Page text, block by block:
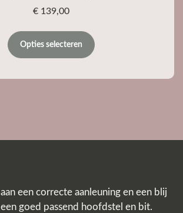
€ 139,00
Opties selecteren
een correcte aanleuning en een blij
goed passend hoofdstel en bit.